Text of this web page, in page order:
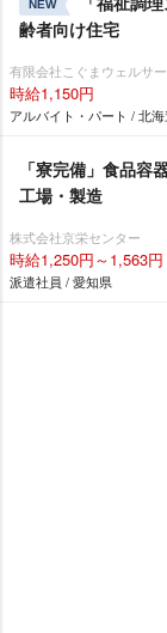
NEW
齢者向け住宅
有限会社こぐまウェルサ
時給1,150円
アルバイト・パート / 北海
「寮完備」食品容
工場・製造
株式会社京栄センター
時給1,250円～1,563円
派遣社員 / 愛知県